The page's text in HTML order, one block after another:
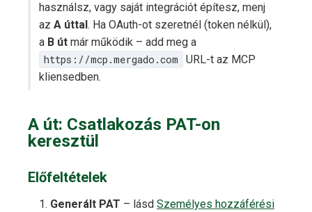
használsz, vagy saját integrációt építesz, menj
az A úttal . Ha OAuth-ot szeretnél (token nélkül),
a B út már működik – add meg a
https://mcp.mergado.com
URL-t az MCP
kliensedben.
A út: Csatlakozás PAT-on
keresztül
Előfeltételek
Generált PAT – lásd Személyes hozzáférési